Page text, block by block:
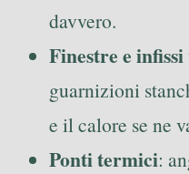
davvero.
Finestre e
guarnizioni
e il calore se ne
Ponti termici: